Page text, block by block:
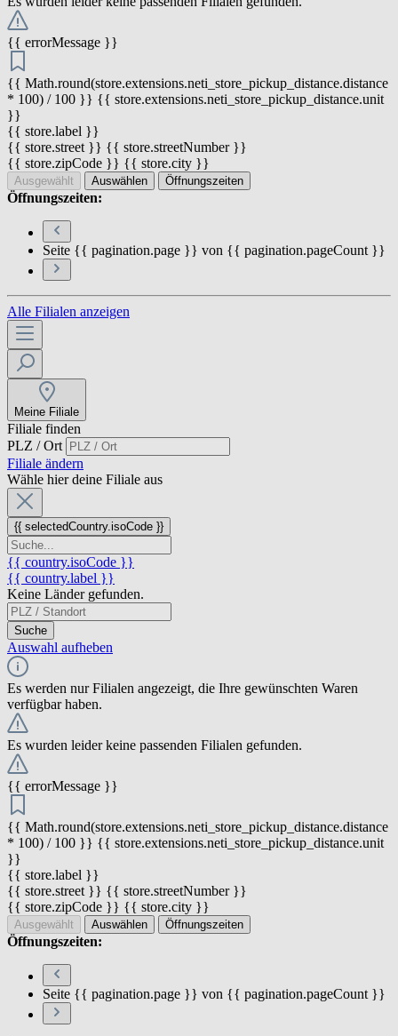
{{ errorMessage }}
{{ Math.round(store.extensions.neti_store_pickup_distance.distance
* 100) / 100 }} {{ store.extensions.neti_store_pickup_distance.unit
}}
{{ store.label }}
{{ store.street }} {{ store.streetNumber }}
{{ store.zipCode }} {{ store.city }}
Ausgewählt Auswählen Öffnungszeiten
Öffnungszeiten:
Seite {{ pagination.page }} von {{ pagination.pageCount }}
Alle Filialen anzeigen
Meine Filiale
Filiale finden
PLZ / Ort
Filiale ändern
Wähle hier deine Filiale aus
{{ selectedCountry.isoCode }}
{{ country.isoCode }}
{{ country.label }}
Keine Länder gefunden.
Suche
Auswahl aufheben
Es werden nur Filialen angezeigt, die Ihre gewünschten Waren
verfügbar haben.
Es wurden leider keine passenden Filialen gefunden.
{{ errorMessage }}
{{ Math.round(store.extensions.neti_store_pickup_distance.distance
* 100) / 100 }} {{ store.extensions.neti_store_pickup_distance.unit
}}
{{ store.label }}
{{ store.street }} {{ store.streetNumber }}
{{ store.zipCode }} {{ store.city }}
Ausgewählt Auswählen Öffnungszeiten
Öffnungszeiten:
Seite {{ pagination.page }} von {{ pagination.pageCount }}